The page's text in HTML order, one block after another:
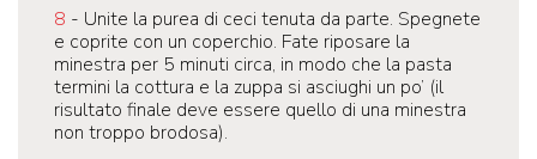
8 - Unite la purea di ceci tenuta da parte. Spegnete
e coprite con un coperchio. Fate riposare la
minestra per 5 minuti circa, in modo che la pasta
termini la cottura e la zuppa si asciughi un po’ (il
risultato finale deve essere quello di una minestra
non troppo brodosa).